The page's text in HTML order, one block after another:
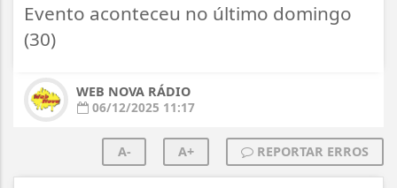
Evento aconteceu no último domingo
(30)
WEB NOVA RÁDIO
06/12/2025 11:17
A- A+ REPORTAR ERROS